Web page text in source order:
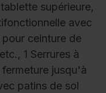
supérieure,
avec
ceinture de
1 Serrures à
jusqu'à
patins de sol